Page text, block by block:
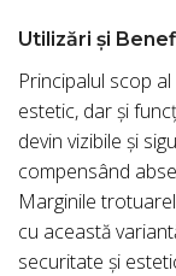
Utilizări și
Principalul scop
estetic, dar și
devin vizibile și
compensând
Marginile
cu această
securitate și